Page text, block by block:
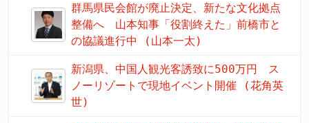
群馬県民会館が廃止決定、新たな文化拠点
整備へ 山本知事「役割終えた」前橋市と
の協議進行中 (山本一太)
新潟県、中国人観光客誘致に500万円 ス
ノーリゾートで現地イベント開催 (花角英
世)